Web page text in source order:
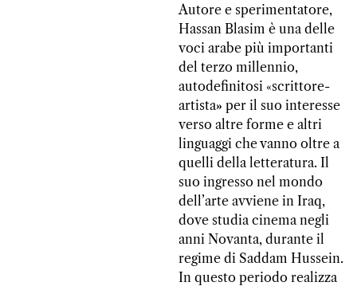
Autore e sperimentatore,
Hassan Blasim è una delle
voci arabe più importanti
del terzo millennio,
autodefinitosi «scrittore-
artista» per il suo interesse
verso altre forme e altri
linguaggi che vanno oltre a
quelli della letteratura. Il
suo ingresso nel mondo
dell’arte avviene in Iraq,
dove studia cinema negli
anni Novanta, durante il
regime di Saddam Hussein.
In questo periodo realizza